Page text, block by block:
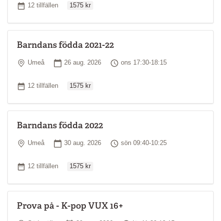
Antal tillfällen
12 tillfällen 1575 kr
Barndans födda 2021-22
Plats
Umeå Startdatum
26 aug. 2026 Tid
ons 17:30-18:15
Antal tillfällen
12 tillfällen 1575 kr
Barndans födda 2022
Plats
Umeå Startdatum
30 aug. 2026 Tid
sön 09:40-10:25
Antal tillfällen
12 tillfällen 1575 kr
Prova på - K-pop VUX 16+